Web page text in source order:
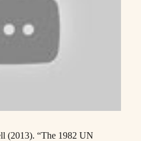
(2013). “The 1982 UN